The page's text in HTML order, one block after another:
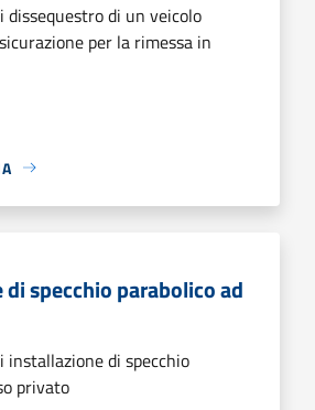
dissequestro di un veicolo
per la rimessa in
specchio parabolico ad
installazione di specchio
privato